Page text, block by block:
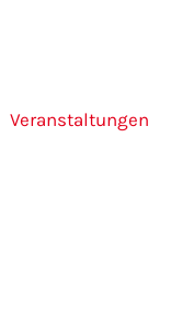
Veranstaltungen